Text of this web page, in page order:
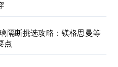
隔断挑选攻略：镁格思曼等
点